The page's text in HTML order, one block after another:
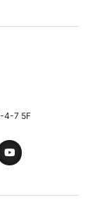
4-7 5F